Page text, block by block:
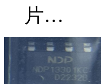
片…